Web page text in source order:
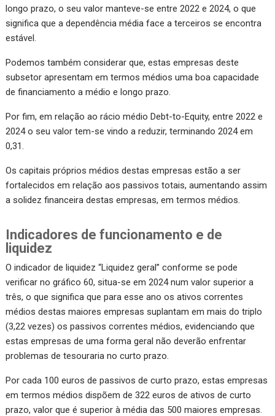
longo prazo, o seu valor manteve-se entre 2022 e 2024, o que
significa que a dependência média face a terceiros se encontra
estável.
Podemos também considerar que, estas empresas deste
subsetor apresentam em termos médios uma boa capacidade
de financiamento a médio e longo prazo.
Por fim, em relação ao rácio médio Debt-to-Equity, entre 2022 e
2024 o seu valor tem-se vindo a reduzir, terminando 2024 em
0,31.
Os capitais próprios médios destas empresas estão a ser
fortalecidos em relação aos passivos totais, aumentando assim
a solidez financeira destas empresas, em termos médios.
Indicadores de funcionamento e de
liquidez
O indicador de liquidez “Liquidez geral” conforme se pode
verificar no gráfico 60, situa-se em 2024 num valor superior a
três, o que significa que para esse ano os ativos correntes
médios destas maiores empresas suplantam em mais do triplo
(3,22 vezes) os passivos correntes médios, evidenciando que
estas empresas de uma forma geral não deverão enfrentar
problemas de tesouraria no curto prazo.
Por cada 100 euros de passivos de curto prazo, estas empresas
em termos médios dispõem de 322 euros de ativos de curto
prazo, valor que é superior à média das 500 maiores empresas.